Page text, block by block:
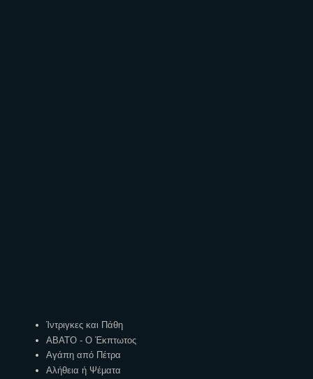
Ίντριγκες και Πάθη
ΑΒΑΤΟ - Ο Έκπτωτος
Αγάπη από Πέτρα
Αλήθεια ή Ψέματα